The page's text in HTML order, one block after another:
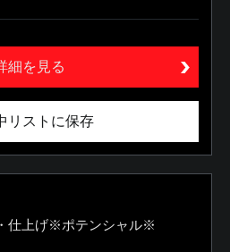
細を見る
リストに保存
仕上げ※ポテンシャル※